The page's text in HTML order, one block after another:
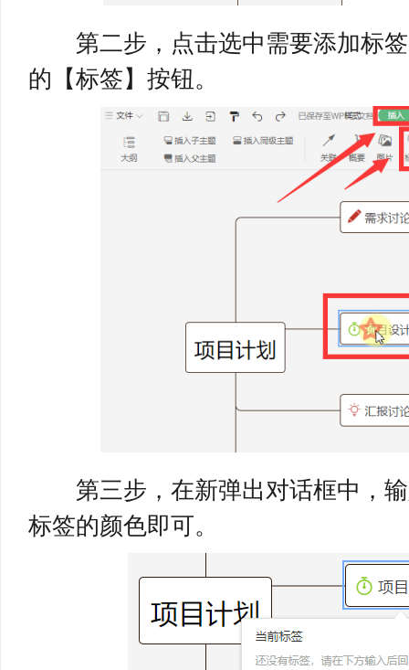
第二步，点击选中需要添加标签
的【标签】按钮。
第三步，在新弹出对话框中，输
标签的颜色即可。